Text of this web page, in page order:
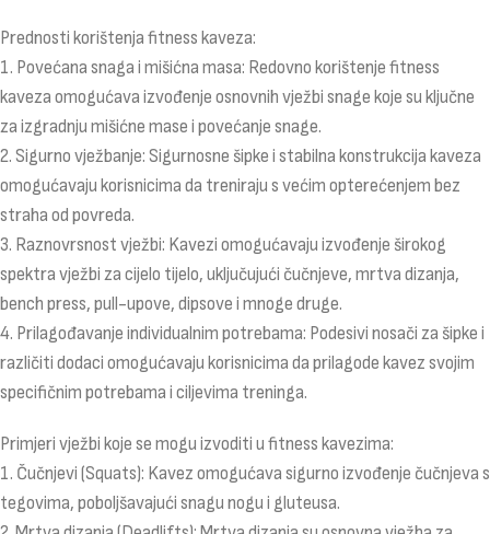
Prednosti korištenja fitness kaveza:
1. Povećana snaga i mišićna masa: Redovno korištenje fitness
kaveza omogućava izvođenje osnovnih vježbi snage koje su ključne
za izgradnju mišićne mase i povećanje snage.
2. Sigurno vježbanje: Sigurnosne šipke i stabilna konstrukcija kaveza
omogućavaju korisnicima da treniraju s većim opterećenjem bez
straha od povreda.
3. Raznovrsnost vježbi: Kavezi omogućavaju izvođenje širokog
spektra vježbi za cijelo tijelo, uključujući čučnjeve, mrtva dizanja,
bench press, pull-upove, dipsove i mnoge druge.
4. Prilagođavanje individualnim potrebama: Podesivi nosači za šipke i
različiti dodaci omogućavaju korisnicima da prilagode kavez svojim
specifičnim potrebama i ciljevima treninga.
Primjeri vježbi koje se mogu izvoditi u fitness kavezima:
1. Čučnjevi (Squats): Kavez omogućava sigurno izvođenje čučnjeva s
tegovima, poboljšavajući snagu nogu i gluteusa.